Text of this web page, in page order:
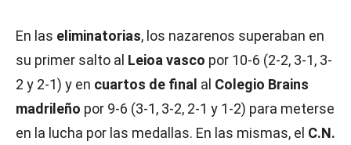
En las eliminatorias, los nazarenos superaban en
su primer salto al Leioa vasco por 10-6 (2-2, 3-1, 3-
2 y 2-1) y en cuartos de final al Colegio Brains
madrileño por 9-6 (3-1, 3-2, 2-1 y 1-2) para meterse
en la lucha por las medallas. En las mismas, el C.N.